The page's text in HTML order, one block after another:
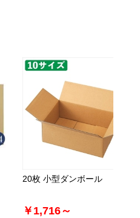
20枚 小型ダンボール
￥1,716～